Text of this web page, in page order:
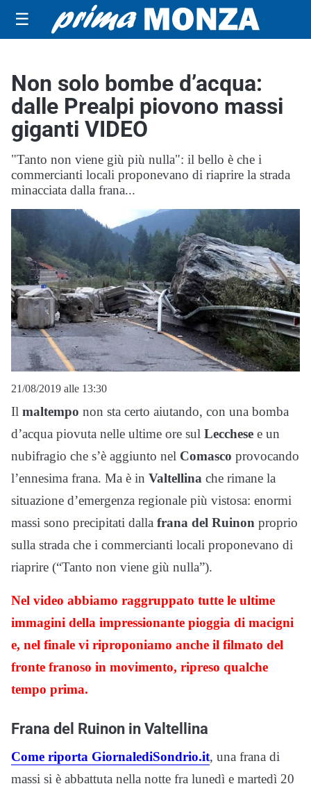
☰
Non solo bombe d’acqua:
dalle Prealpi piovono massi
giganti VIDEO
"Tanto non viene giù più nulla": il bello è che i
commercianti locali proponevano di riaprire la strada
minacciata dalla frana...
21/08/2019 alle 13:30
Il maltempo non sta certo aiutando, con una bomba
d’acqua piovuta nelle ultime ore sul Lecchese e un
nubifragio che s’è aggiunto nel Comasco provocando
l’ennesima frana. Ma è in Valtellina che rimane la
situazione d’emergenza regionale più vistosa: enormi
massi sono precipitati dalla frana del Ruinon proprio
sulla strada che i commercianti locali proponevano di
riaprire (“Tanto non viene giù nulla”).
Nel video abbiamo raggruppato tutte le ultime
immagini della impressionante pioggia di macigni
e, nel finale vi riproponiamo anche il filmato del
fronte franoso in movimento, ripreso qualche
tempo prima.
Frana del Ruinon in Valtellina
Come riporta GiornalediSondrio.it, una frana di
massi si è abbattuta nella notte fra lunedì e martedì 20